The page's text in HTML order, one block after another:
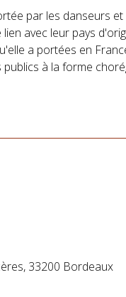
par les danseurs
avec leur pays
a portées en
à la forme
33200 Bordeaux